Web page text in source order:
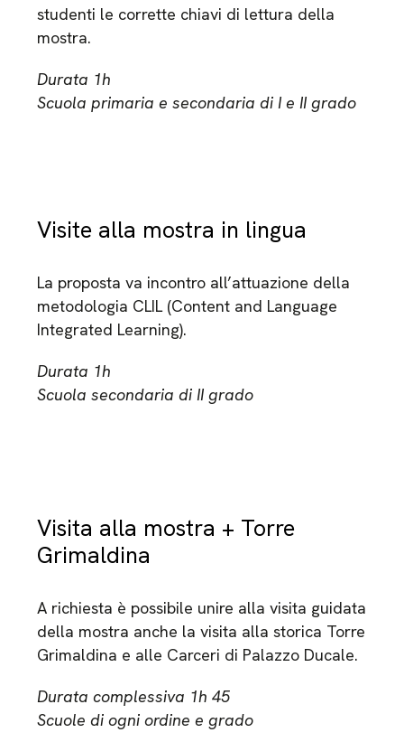
studenti le corrette chiavi di lettura della
mostra.
Durata 1h
Scuola primaria e secondaria di I e II grado
Visite alla mostra in lingua
La proposta va incontro all’attuazione della
metodologia CLIL (Content and Language
Integrated Learning).
Durata 1h
Scuola secondaria di II grado
Visita alla mostra + Torre
Grimaldina
A richiesta è possibile unire alla visita guidata
della mostra anche la visita alla storica Torre
Grimaldina e alle Carceri di Palazzo Ducale.
Durata complessiva 1h 45
Scuole di ogni ordine e grado